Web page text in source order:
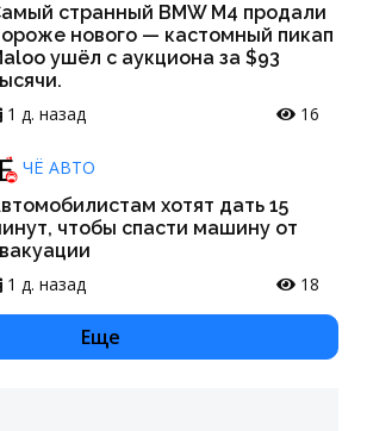
странный BMW M4 продали
нового — кастомный пикап
ушёл с аукциона за $93
1 д. назад
16
ЧЁ АВТО
хотят дать 15
чтобы спасти машину от
1 д. назад
18
Еще